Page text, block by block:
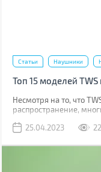
Статьи Наушники
Топ 15 моделей
Несмотря на то, что
распространение,
25.04.2023